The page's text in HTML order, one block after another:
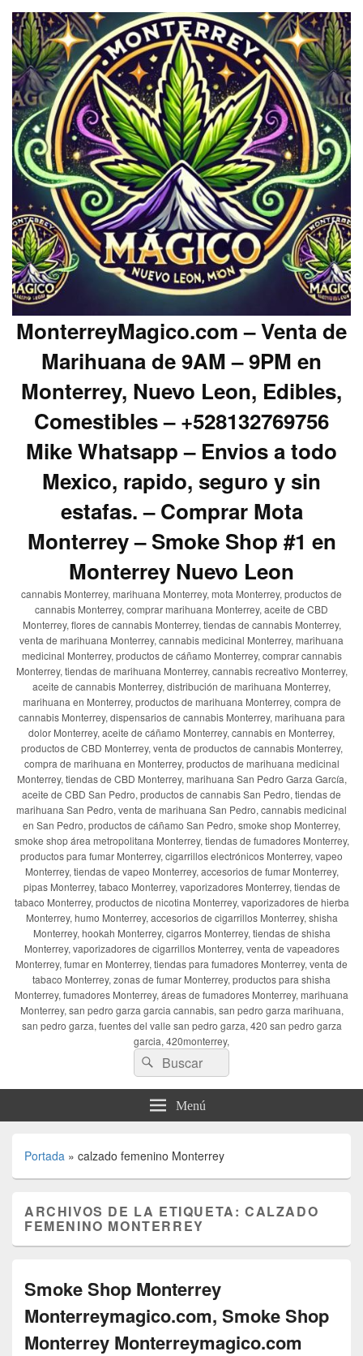
MonterreyMagico.com – Venta de
Marihuana de 9AM – 9PM en
Monterrey, Nuevo Leon, Edibles,
Comestibles – +528132769756
Mike Whatsapp – Envios a todo
Mexico, rapido, seguro y sin
estafas. – Comprar Mota
Monterrey – Smoke Shop #1 en
Monterrey Nuevo Leon
cannabis Monterrey, marihuana Monterrey, mota Monterrey, productos de
cannabis Monterrey, comprar marihuana Monterrey, aceite de CBD
Monterrey, flores de cannabis Monterrey, tiendas de cannabis Monterrey,
venta de marihuana Monterrey, cannabis medicinal Monterrey, marihuana
medicinal Monterrey, productos de cáñamo Monterrey, comprar cannabis
Monterrey, tiendas de marihuana Monterrey, cannabis recreativo Monterrey,
aceite de cannabis Monterrey, distribución de marihuana Monterrey,
marihuana en Monterrey, productos de marihuana Monterrey, compra de
cannabis Monterrey, dispensarios de cannabis Monterrey, marihuana para
dolor Monterrey, aceite de cáñamo Monterrey, cannabis en Monterrey,
productos de CBD Monterrey, venta de productos de cannabis Monterrey,
compra de marihuana en Monterrey, productos de marihuana medicinal
Monterrey, tiendas de CBD Monterrey, marihuana San Pedro Garza García,
aceite de CBD San Pedro, productos de cannabis San Pedro, tiendas de
marihuana San Pedro, venta de marihuana San Pedro, cannabis medicinal
en San Pedro, productos de cáñamo San Pedro, smoke shop Monterrey,
smoke shop área metropolitana Monterrey, tiendas de fumadores Monterrey,
productos para fumar Monterrey, cigarrillos electrónicos Monterrey, vapeo
Monterrey, tiendas de vapeo Monterrey, accesorios de fumar Monterrey,
pipas Monterrey, tabaco Monterrey, vaporizadores Monterrey, tiendas de
tabaco Monterrey, productos de nicotina Monterrey, vaporizadores de hierba
Monterrey, humo Monterrey, accesorios de cigarrillos Monterrey, shisha
Monterrey, hookah Monterrey, cigarros Monterrey, tiendas de shisha
Monterrey, vaporizadores de cigarrillos Monterrey, venta de vapeadores
Monterrey, fumar en Monterrey, tiendas para fumadores Monterrey, venta de
tabaco Monterrey, zonas de fumar Monterrey, productos para shisha
Monterrey, fumadores Monterrey, áreas de fumadores Monterrey, marihuana
Monterrey, san pedro garza garcia cannabis, san pedro garza marihuana,
san pedro garza, fuentes del valle san pedro garza, 420 san pedro garza
garcia, 420monterrey,
Buscar
por:
Buscar
Menú
Portada » calzado femenino Monterrey
ARCHIVOS DE LA ETIQUETA:CALZADO
FEMENINO MONTERREY
Smoke Shop Monterrey
Monterreymagico.com, Smoke Shop
Monterrey Monterreymagico.com